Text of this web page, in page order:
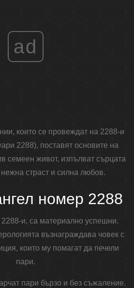
ad
които се провеждат на 2288-и
2288), поставят основите на
семеен живот, изпълват сърцата
нежна страст и силна любов.
номер 2288
и, са материално успешни.
възнаграждава човек с
които му помагат да печели
пари.
пари бързо и без съжаление.